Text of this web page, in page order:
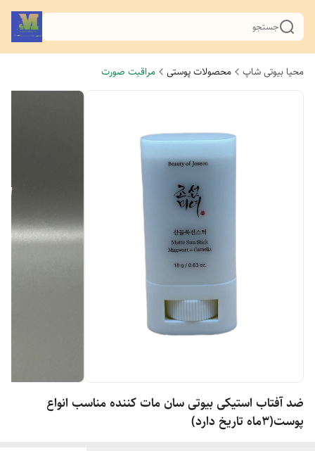
جستجو
محیا بیوتی شاپ محصولات پوستی مراقبت صورت
ضد آفتاب استیکی بیوتی سان مات کننده مناسب انواع
پوست(۳ماه تاریخ دارد)